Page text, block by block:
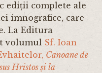
ediții complete ale
imnografice, care
La Editura
volumul Sf. Ioan
Canoane de
Hristos și la